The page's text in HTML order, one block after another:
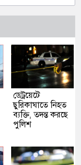
ডেট্রয়েটে
ছুরিকাঘাতে নিহত
ব্যক্তি, তদন্ত করছে
পুলিশ